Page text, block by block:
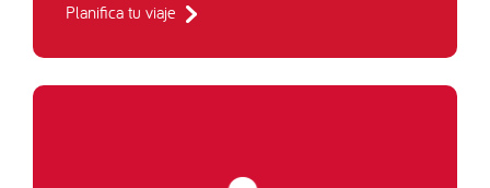
Planifica tu viaje